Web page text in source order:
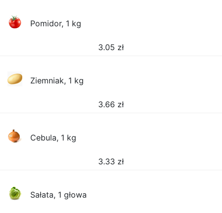
Pomidor, 1 kg
3.05 zł
Ziemniak, 1 kg
3.66 zł
Cebula, 1 kg
3.33 zł
Sałata, 1 głowa